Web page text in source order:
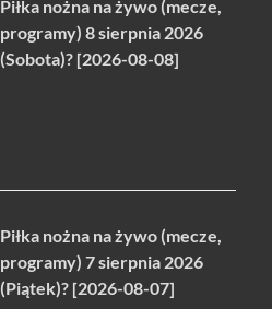
Piłka nożna na żywo (mecze,
programy) 8 sierpnia 2026
(Sobota)? [2026-08-08]
Piłka nożna na żywo (mecze,
programy) 7 sierpnia 2026
(Piątek)? [2026-08-07]